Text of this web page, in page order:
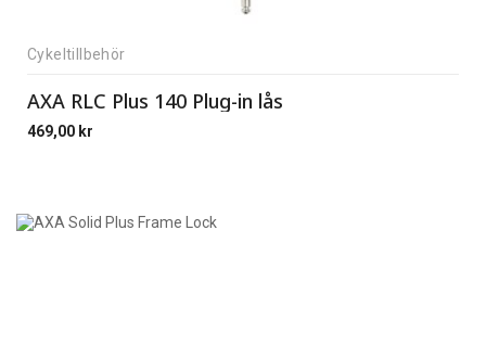
Cykeltillbehör
AXA RLC Plus 140 Plug-in lås
469,00 kr